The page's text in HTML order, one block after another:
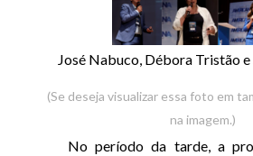
José Nabuco, Débora Tristão
(Se deseja visualizar essa foto em
na imagem.)
No período da tarde, a